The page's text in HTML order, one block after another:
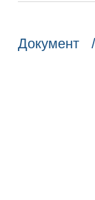
Документ /